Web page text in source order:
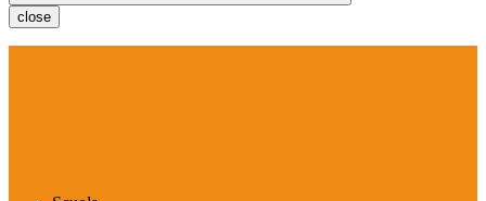
close